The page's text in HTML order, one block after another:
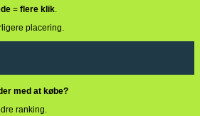
= flere klik.
placering.
med at købe?
ranking.